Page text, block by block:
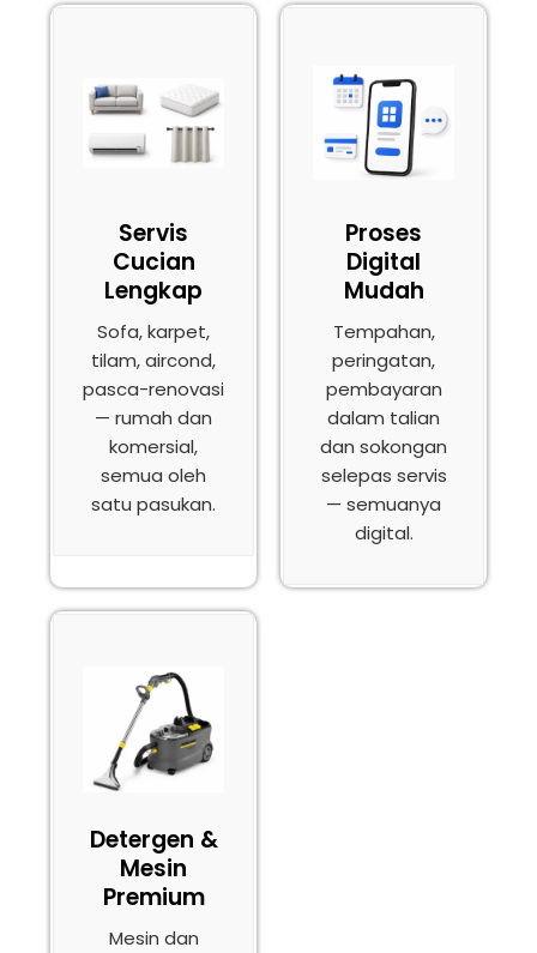
Servis
Cucian
Lengkap
Sofa, karpet,
tilam, aircond,
pasca-renovasi
— rumah dan
komersial,
semua oleh
satu pasukan.
Proses
Digital
Mudah
Tempahan,
peringatan,
pembayaran
dalam talian
dan sokongan
selepas servis
— semuanya
digital.
Detergen &
Mesin
Premium
Mesin dan